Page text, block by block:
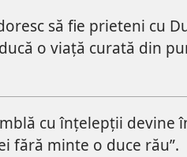
să fie prieteni cu
o viață curată din
cu înțelepții devine
fără minte o duce rău”.